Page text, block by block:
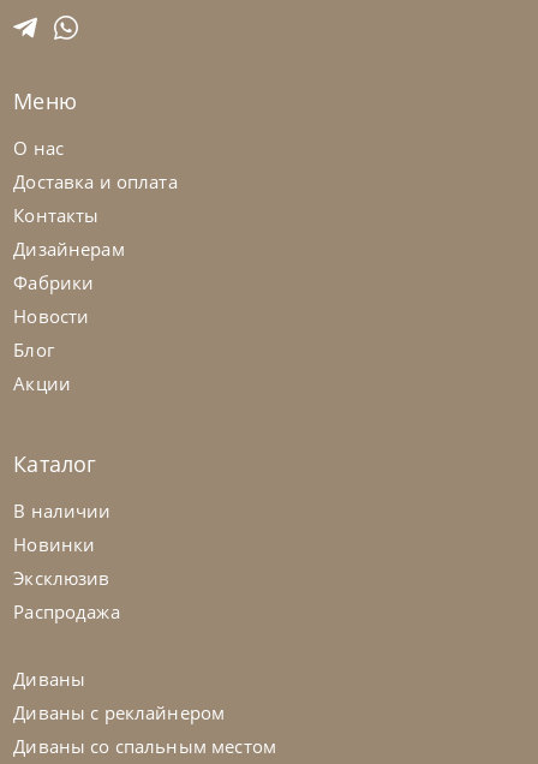
Nicolettihome
Диван Louise
Меню
О нас
Доставка и оплата
Контакты
Дизайнерам
Фабрики
Новости
Блог
Акции
Каталог
В наличии
Новинки
Эксклюзив
Распродажа
Диваны
Диваны с реклайнером
Диваны со спальным местом